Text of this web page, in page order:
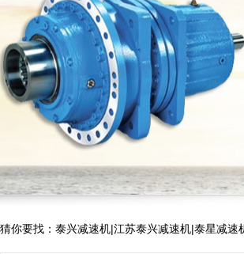
猜你要找：泰兴减速机|江苏泰兴减速机|泰星减速